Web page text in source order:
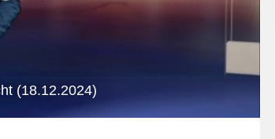
(18.12.2024)